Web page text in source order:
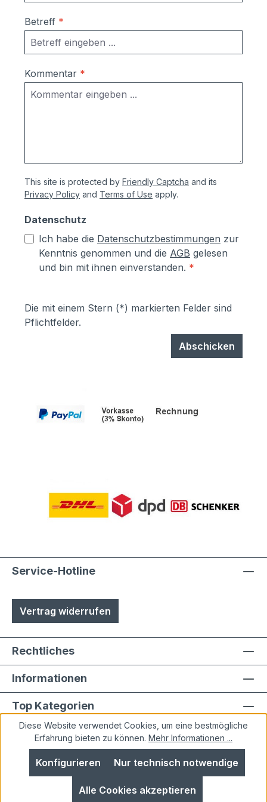
Austausch im Falle einer Beschädigung
durch Laien möglich
Korrosionsschutzmaßnahmen (Angaben
vom Hersteller):- Kästen aus
sendzimierverzinktem Stahl (verformbar
ohne Abspringen der Beschichtung,
chromatiert- Zusätzlich erhalten alle
Aluminium- und Stahlteile, Ausnahme
lösungsmittelfreie Pulverlackierung (z.T.
auch Kunststoffbeschichtung genannt) mit
Polyesterpulver in Fassadenqualität, dies
garantiert UV- und Wetterbeständigkeit-
Betreff *
Kommentar *
This site is protected by Friendly Captcha and its
Privacy Policy and Terms of Use apply.
Datenschutz
Ich habe die Datenschutzbestimmungen zur
Kenntnis genommen und die AGB gelesen
und bin mit ihnen einverstanden. *
Die mit einem Stern (*) markierten Felder sind
Pflichtfelder.
Abschicken
Service-Hotline
Vertrag widerrufen
Rechtliches
Informationen
Top Kategorien
Alle Preise inkl. gesetzl. Mehrwertsteuer zzgl.
Versandkostenund ggf. Nachnahmegebühren, wenn
Diese Website verwendet Cookies, um eine bestmögliche
Erfahrung bieten zu können. Mehr Informationen ...
Nur technisch notwendige
Konfigurieren
Alle Cookies akzeptieren